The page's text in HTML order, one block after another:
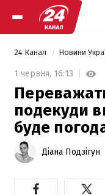
24 Канал Новини
1 червня, 16:13
подекуди
буде
Діана Подзігун